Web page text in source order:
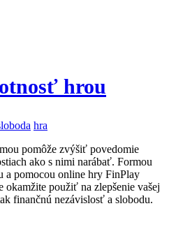
hrou
hra
pomôže zvýšiť povedomie
ako s nimi narábať. Formou
a pomocou online hry FinPlay
okamžite použiť na zlepšenie vašej
finančnú nezávislosť a slobodu.